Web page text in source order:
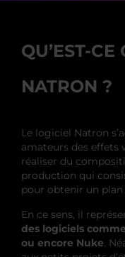
QU’EST-
NATRON ?
Le logiciel Natron
amateurs des effets
réaliser du
production qui
pour obtenir un plan
En ce sens, il
des logiciels
ou encore Nuke.